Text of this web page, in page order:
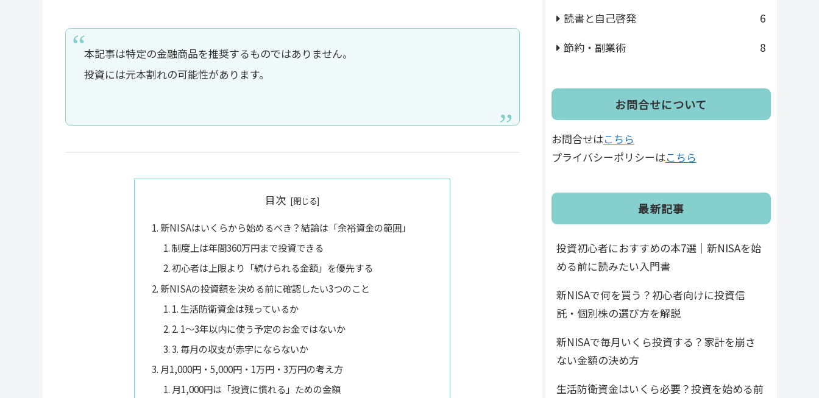
本記事は特定の金融商品を推奨するものではありません。
投資には元本割れの可能性があります。
目次
新NISAはいくらから始めるべき？結論は「余裕資金の範囲」
制度上は年間360万円まで投資できる
初心者は上限より「続けられる金額」を優先する
新NISAの投資額を決める前に確認したい3つのこと
1. 生活防衛資金は残っているか
2. 1〜3年以内に使う予定のお金ではないか
3. 毎月の収支が赤字にならないか
月1,000円・5,000円・1万円・3万円の考え方
月1,000円は「投資に慣れる」ための金額
読書と自己啓発
6
節約・副業術
8
お問合せについて
お問合せはこちら
プライバシーポリシーはこちら
最新記事
投資初心者におすすめの本7選｜新NISAを始
める前に読みたい入門書
新NISAで何を買う？初心者向けに投資信
託・個別株の選び方を解説
新NISAで毎月いくら投資する？家計を崩さ
ない金額の決め方
生活防衛資金はいくら必要？投資を始める前